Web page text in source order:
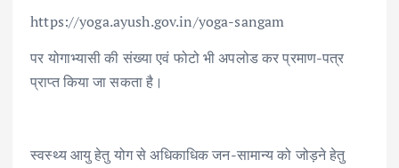
https://yoga.ayush.gov.in/yoga-sangam
पर योगाभ्यासी की संख्या एवं फोटो भी अपलोड कर प्रमाण-पत्र
प्राप्त किया जा सकता है।
स्वस्थ्य आयु हेतु योग से अधिकाधिक जन-सामान्य को जोड़ने हेतु